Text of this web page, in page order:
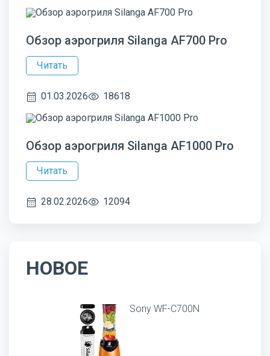
Обзор аэрогриля Silanga AF700 Pro
Читать
01.03.2026 18618
Обзор аэрогриля Silanga AF1000 Pro
Читать
28.02.2026 12094
НОВОЕ
Sony WF-C700N